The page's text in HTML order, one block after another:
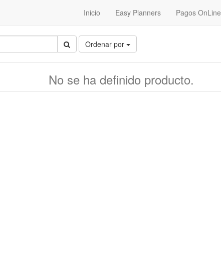
Inicio Easy Planners Pagos OnLine
Ordenar por
No se ha definido producto.